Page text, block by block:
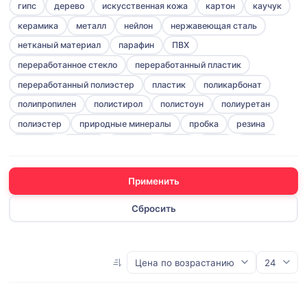
серебристый
серый
синий
сиреневый
темно-синий
фиолетовый
черный
гипс
дерево искусственная кожа картон
каучук
керамика
металл нейлон
нержавеющая cталь
нетканый материал
парафин
ПВХ
переработанное стекло
переработанный пластик
переработанный полиэстер
пластик
поликарбонат
полипропилен
полистирол полистоун
полиуретан
полиэстер
природные минералы пробка
резина
Применить
Сбросить